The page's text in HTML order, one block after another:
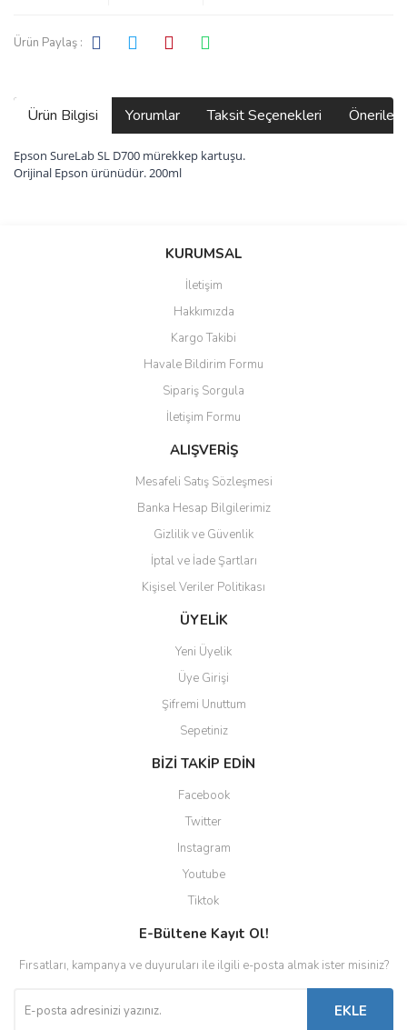
Ürün Paylaş :
Ürün Bilgisi Yorumlar Taksit Seçenekleri
Epson SureLab SL D700 mürekkep kartuşu.
Orijinal Epson ürünüdür. 200ml
Bu ürüne ilk yorumu siz yapın!
Ürün resmi kalitesiz, bozuk veya görüntülenemiyor.
Ürün açıklamasında eksik bilgiler bulunuyor.
Ürün bilgilerinde hatalar bulunuyor.
Ürün fiyatı diğer sitelerden daha pahalı.
Bu ürüne benzer farklı alternatifler olmalı.
Gönder
KURUMSAL
İletişim
Hakkımızda
Kargo Takibi
Havale Bildirim Formu
Sipariş Sorgula
İletişim Formu
ALIŞVERİŞ
Mesafeli Satış Sözleşmesi
Banka Hesap Bilgilerimiz
Gizlilik ve Güvenlik
İptal ve İade Şartları
Kişisel Veriler Politikası
ÜYELİK
Yeni Üyelik
Üye Girişi
Şifremi Unuttum
Sepetiniz
BİZİ TAKİP EDİN
Facebook
Twitter
Instagram
Youtube
Tiktok
E-Bültene Kayıt Ol!
Fırsatları, kampanya ve duyuruları ile ilgili e-posta almak ister misiniz?
EKLE